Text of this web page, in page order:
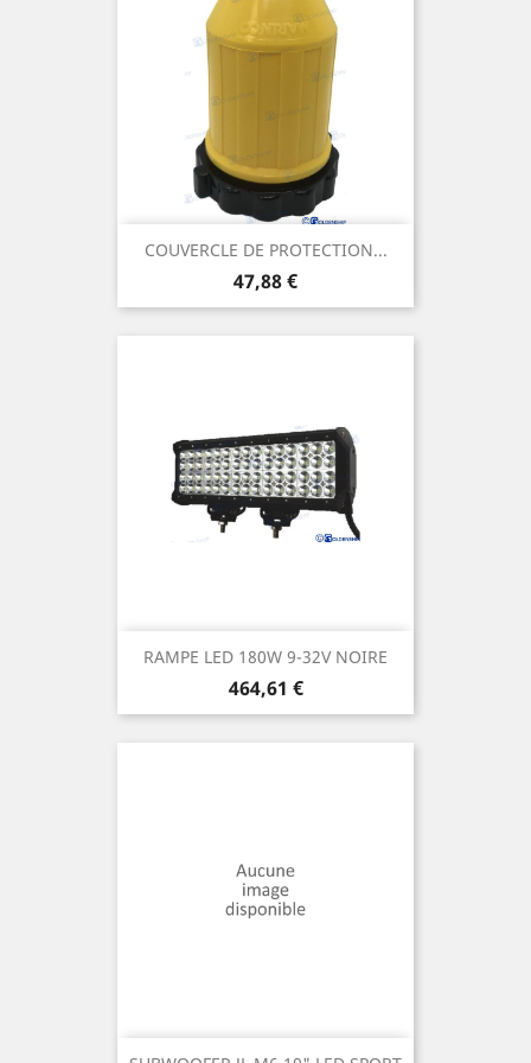
COUVERCLE DE PROTECTION...
Prix
47,88 €
RAMPE LED 180W 9-32V NOIRE
Prix
464,61 €